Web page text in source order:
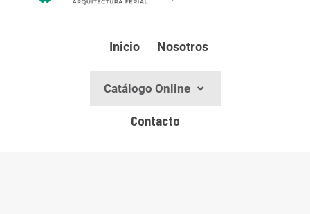
Inicio Nosotros
Catálogo Online
Contacto